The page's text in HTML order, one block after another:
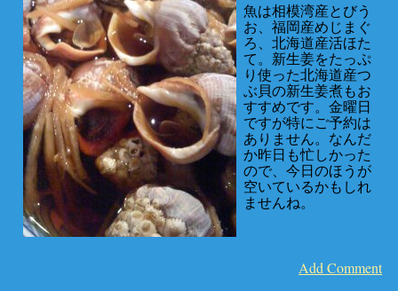
魚は相模湾産とびう
お、福岡産めじまぐ
ろ、北海道産活ほた
て。新生姜をたっぷ
り使った北海道産つ
ぶ貝の新生姜煮もお
すすめです。金曜日
ですが特にご予約は
ありません。なんだ
か昨日も忙しかった
ので、今日のほうが
空いているかもしれ
ませんね。
Add Comment